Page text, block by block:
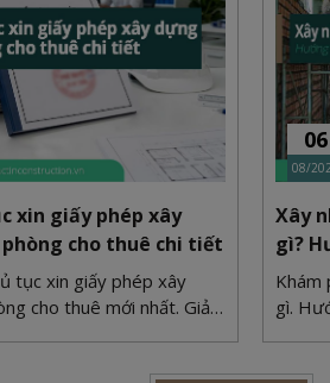
xin giấy phép xây
cho thuê chi tiết
tục xin giấy phép xây
cho thuê mới nhất. Giải
06
08/
Xây
gì?
Khám
gì.